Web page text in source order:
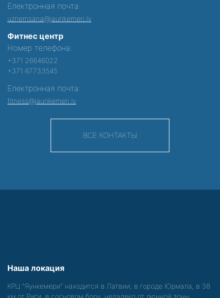
Електронная почта:
uznemsana@jaunkemeri.lv
Фитнес центр
Номер телефона:
+371 26646022
+371 67733545
Електронная почта:
fitness@jaunkemeri.lv
ВСЕ КОНТАКТЫ
Наша локация
КРЦ "Яункемери" находится в Латвии, в городе Юрмала, в 38
км от Риги, в сосновом бору, недалеко от дюнной зоны